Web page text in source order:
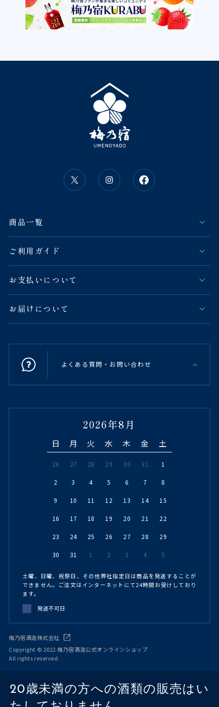
商品一覧
ご利用ガイド
お支払いについて
お届けについて
よくある質問・お問い合わせ
2026年8月
日 月 火 水 木 金 土
26 27 28 29 30 31 1
2 3 4 5 6 7 8
9 10 11 12 13 14 15
16 17 18 19 20 21 22
23 24 25 26 27 28 29
30 31 1 2 3 4 5
土曜、日曜、祝祭日、その他弊社指定日は商品を発送することが
できません。ご注文はインターネットにて24時間お受けしており
ます。
発送不可日
梅乃宿酒造株式会社
Copyright © 2022 梅乃宿酒造公式オンラインショップ
All rights reserved.
20歳未満の方への酒類の販売はい